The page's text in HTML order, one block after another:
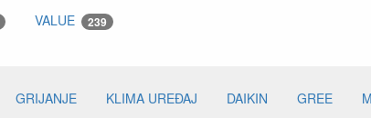
VALUE 239
GRIJANJE KLIMA UREĐAJ DAIKIN GREE